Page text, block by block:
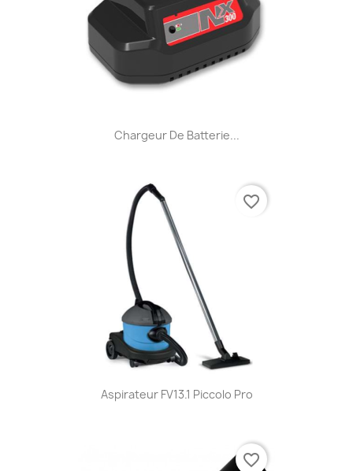
Chargeur De Batterie...
Aspirateur FV13.1 Piccolo Pro
favorite_border
favorite_border